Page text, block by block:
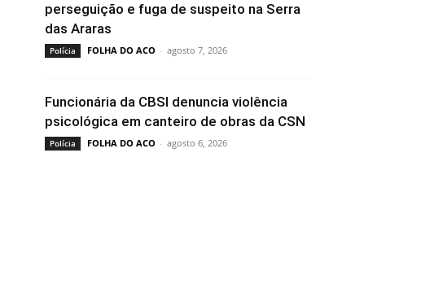
perseguição e fuga de suspeito na Serra
das Araras
Polícia FOLHA DO ACO - agosto 7, 2026
Funcionária da CBSI denuncia violência
psicológica em canteiro de obras da CSN
Polícia FOLHA DO ACO - agosto 6, 2026